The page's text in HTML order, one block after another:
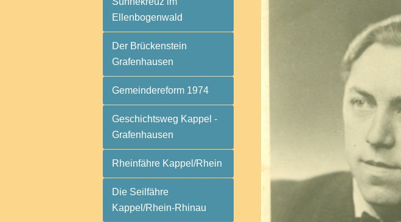
Ellenbogenwald
Der Brückenstein
Grafenhausen
Gemeindereform 1974
Geschichtsweg Kappel -
Grafenhausen
Rheinfähre Kappel/Rhein
Die Seilfähre
Kappel/Rhein-Rhinau